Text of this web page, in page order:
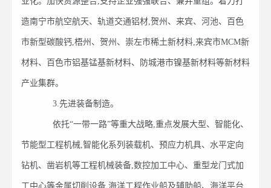
造南宁市航空航天、轨道交通铝材,贺州、来宾、河池、百色
市新型碳酸钙,梧州、贺州、崇左市稀土新材料,来宾市MCM新
材料、百色市铝基锰基新材料、防城港市镍基新材料等新材料
产业集群。
3.先进装备制造。
依托“一带一路”等重大战略,重点发展大型、智能化、
节能型工程机械,智能化系列装载机、预应力机具、水平定向
钻机、凿岩机等工程机械装备,数控加工中心、重型龙门式加
工中心等金属切削设备,海洋工程作业船及辅助船、海洋平台